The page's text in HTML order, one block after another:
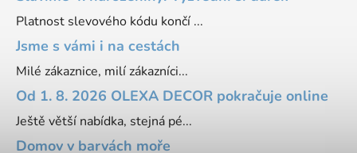
Platnost slevového kódu končí ...
Jsme s vámi i na cestách
Milé zákaznice, milí zákazníci...
Od 1. 8. 2026 OLEXA DECOR pokračuje online
Ještě větší nabídka, stejná pé...
Domov v barvách moře